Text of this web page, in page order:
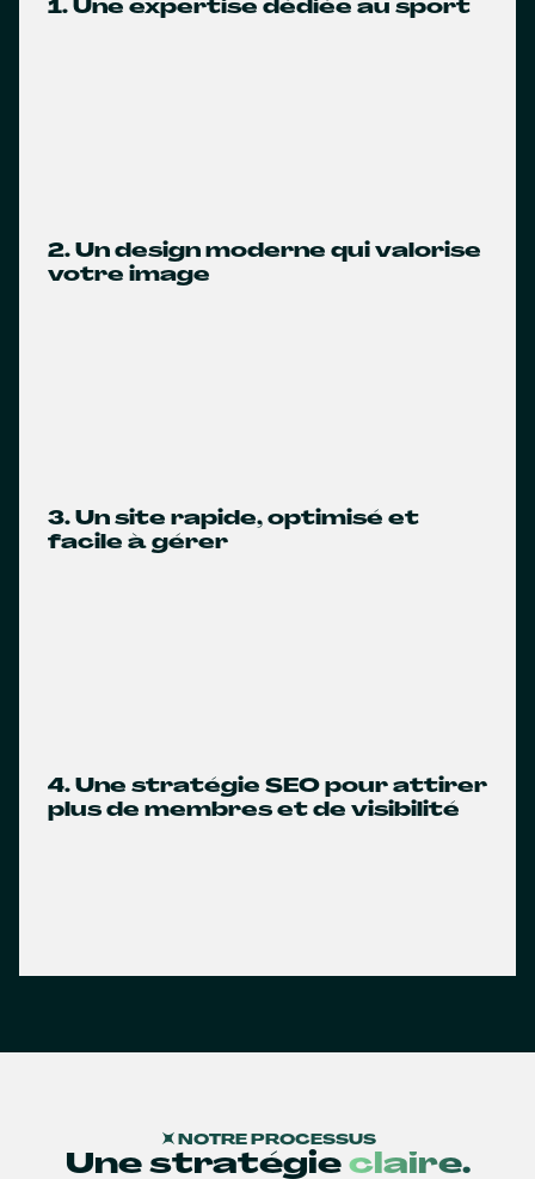
1. Une expertise dédiée au sport
2. Un design moderne qui valorise
votre image
3. Un site rapide, optimisé et
facile à gérer
4. Une stratégie SEO pour attirer
plus de membres et de visibilité
NOTRE PROCESSUS
Une stratégie claire.